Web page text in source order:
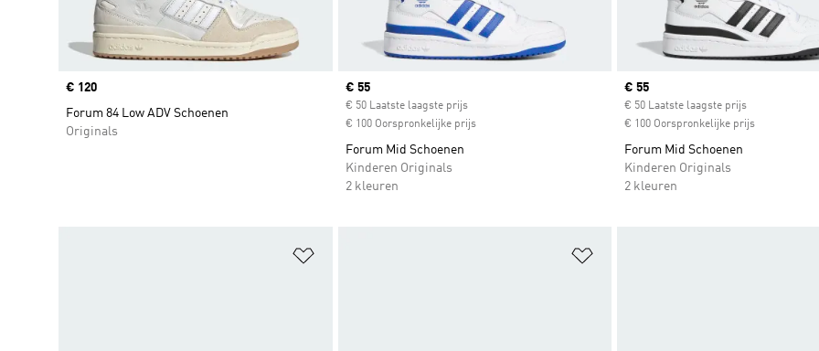
Price
€ 120
Forum 84 Low ADV Schoenen
Originals
Current price
€ 55
€ 50 Laatste laagste prijs
€ 100 Oorspronkelijke prijs
Forum Mid Schoenen
Kinderen Originals
2 kleuren
Current price
€ 55
€ 50 Laatste laagste prijs
€ 100 Oorspronkelijke prijs
Forum Mid Schoenen
Kinderen Originals
2 kleuren